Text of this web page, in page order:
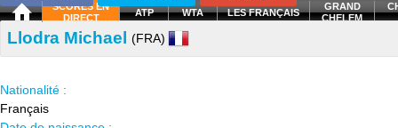
SCORES EN
DIRECT
ATP WTA LES FRANÇAIS
GRAND
CHELEM
Llodra Michael (FRA)
Nationalité :
Français